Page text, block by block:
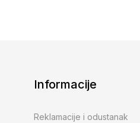
Informacije
Reklamacije i odustanak